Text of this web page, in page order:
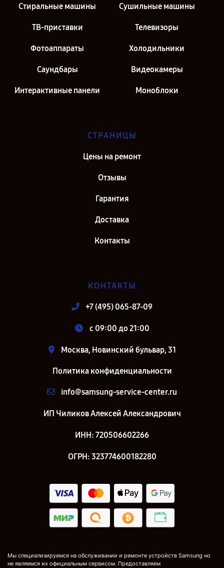
Стиральные машины Сушильные машины
ТВ-приставки Телевизоры
Фотоаппараты Холодильники
Саундбары Видеокамеры
Интерактивные панели Моноблоки
СТРАНИЦЫ
Цены на ремонт
Отзывы
Гарантия
Доставка
Контакты
КОНТАКТЫ
+7 (495) 065-87-09
c 09:00 до 21:00
Москва, Новинский бульвар, 31
Политика конфиденциальности
info@samsung-service-center.ru
ИП Чиликов Алексей Александрович
ИНН: 720506602266
ОГРН: 323774600182280
Мы специализируемся на обслуживании и ремонте устройств Samsung но
не являемся их официальным сервисом. Предоставляем